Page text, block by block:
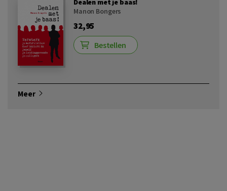
Dealen met je baas!
Manon Bongers
32,95
Bestellen
Meer